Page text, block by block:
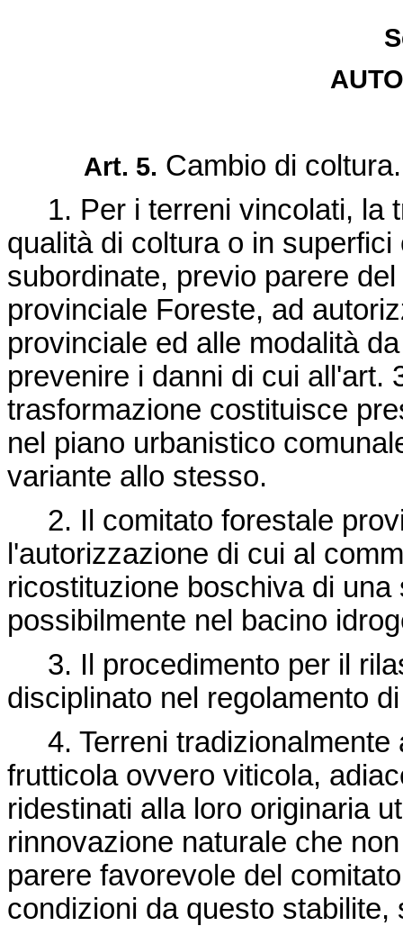
Art. 5. Cambio di coltura.
1. Per i terreni vincolati, la
qualità di coltura o in
subordinate, previo parere
provinciale Foreste, ad
provinciale ed alle modalità
prevenire i danni di cui all'art.
trasformazione costituisce
nel piano urbanistico
variante allo stesso.
2. Il comitato forestale
l'autorizzazione di cui al
ricostituzione boschiva di
possibilmente nel bacino
3. Il procedimento per il
disciplinato nel regolamento
4. Terreni tradizionalmente
frutticola ovvero viticola,
ridestinati alla loro originaria
rinnovazione naturale che
parere favorevole del
condizioni da questo